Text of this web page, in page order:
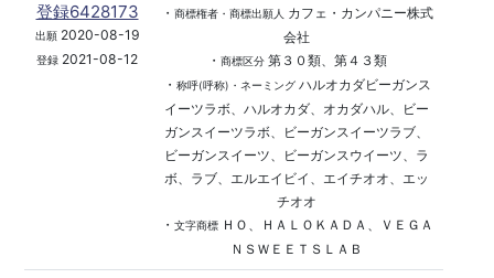
登録6428173
出願2020-08-19
登録 2021-08-12
・ 商標権者・商標出願人
カフェ・カンパニー株式
会社
・ 商標区分第３０類、第４３類
・ 称呼(呼称)・ネーミングハルオカダビーガンス
イーツラボ、ハルオカダ、オカダハル、ビー
ガンスイーツラボ、ビーガンスイーツラブ、
ビーガンスイーツ、ビーガンスウイーツ、ラ
ボ、ラブ、エルエイビイ、エイチオオ、エッ
チオオ
・ 文字商標ＨＯ、ＨＡＬＯＫＡＤＡ、ＶＥＧＡ
ＮＳＷＥＥＴＳＬＡＢ